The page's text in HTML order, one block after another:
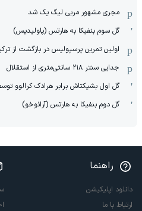
مجری مشهور مربی لیگ یک شد
گل سوم بنفیکا به هارتس (پاولیدیس)
اولین تمرین پرسپولیس در بازگشت از
جدایی سنتر ۲۱۸ سانتی‌متری از استقلال
گل اول بشیکتاش برابر هرادک کرالوو
گل دوم بنفیکا به هارتس (آرائوخو)
راهنما
دانلود اپلیکیشن
ارتباط با ما